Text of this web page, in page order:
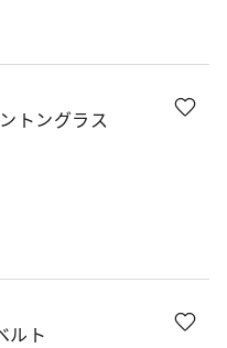
トングラス
ルト